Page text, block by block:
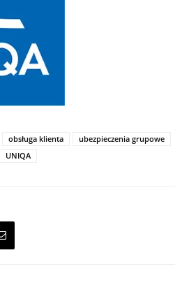
obsługa klienta
ubezpieczenia grupowe
UNIQA